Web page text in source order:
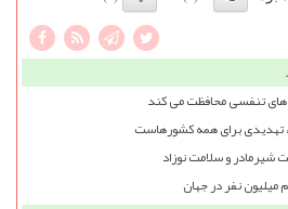
های تنفسی محافظت می کند
تهدیدی برای همه کشورهاست
شیرمادر و سلامت نوزاد